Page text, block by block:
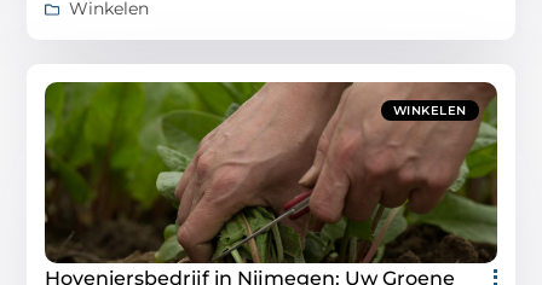
Winkelen
WINKELEN
Hoveniersbedrijf in Nijmegen: Uw Groene